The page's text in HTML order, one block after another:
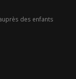
des enfants